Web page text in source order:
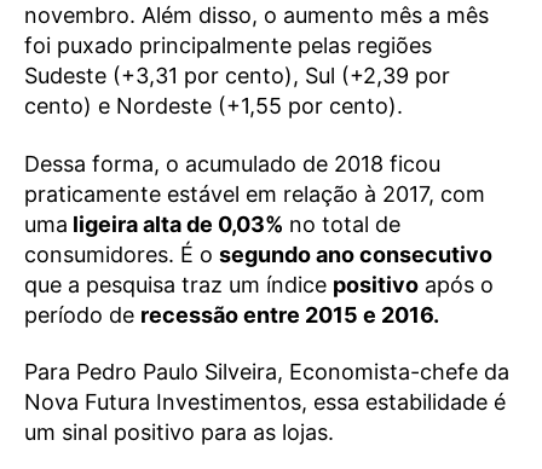
novembro. Além disso, o aumento mês a mês
foi puxado principalmente pelas regiões
Sudeste (+3,31 por cento), Sul (+2,39 por
cento) e Nordeste (+1,55 por cento).
Dessa forma, o acumulado de 2018 ficou
praticamente estável em relação à 2017, com
uma ligeira alta de 0,03% no total de
consumidores. É o segundo ano consecutivo
que a pesquisa traz um índice positivo após o
período de recessão entre 2015 e 2016.
Para Pedro Paulo Silveira, Economista-chefe da
Nova Futura Investimentos, essa estabilidade é
um sinal positivo para as lojas.